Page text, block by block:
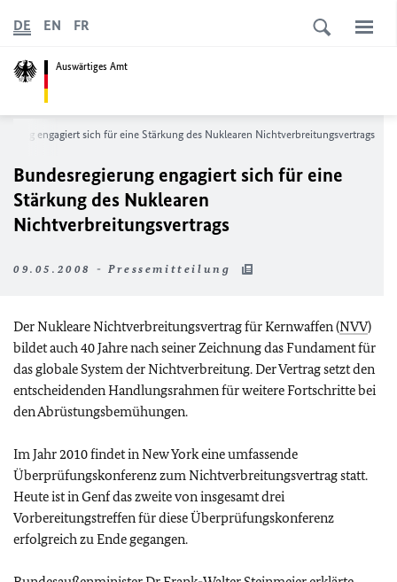
Auswärtiges Amt
DE EN FR
engagiert sich für eine Stärkung des Nuklearen Nichtverbreitungsvertrags
Bundesregierung engagiert sich für eine
Stärkung des Nuklearen
Nichtverbreitungsvertrags
09.05.2008 - Pressemitteilung
Der Nukleare Nichtverbreitungsvertrag für Kernwaffen (NVV)
bildet auch 40 Jahre nach seiner Zeichnung das Fundament für
das globale System der Nichtverbreitung. Der Vertrag setzt den
entscheidenden Handlungsrahmen für weitere Fortschritte bei
den Abrüstungsbemühungen.
Im Jahr 2010 findet in New York eine umfassende
Überprüfungskonferenz zum Nichtverbreitungsvertrag statt.
Heute ist in Genf das zweite von insgesamt drei
Vorbereitungstreffen für diese Überprüfungskonferenz
erfolgreich zu Ende gegangen.